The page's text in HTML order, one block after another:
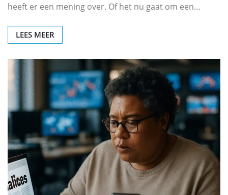
heeft er een mening over. Of het nu gaat om een…
LEES MEER